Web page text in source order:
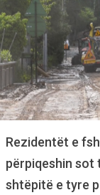
Rezidentët e
përpiqeshin sot
shtëpitë e tyre